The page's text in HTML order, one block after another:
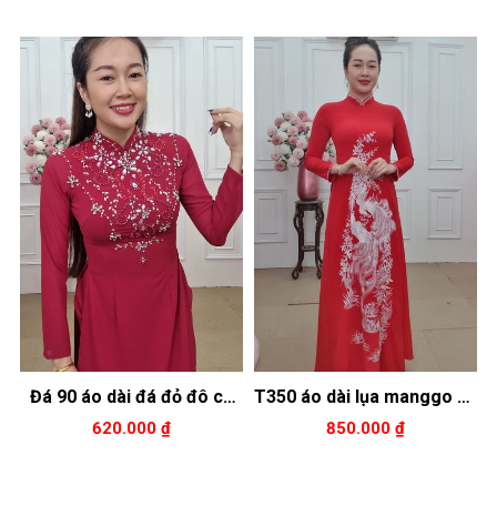
Đá 90 áo dài đá đỏ đô cổ
cao tay dài kết hoa đá
620.000 ₫
T350 áo dài lụa manggo cổ
cao tay dài màu đỏ thêu
850.000 ₫